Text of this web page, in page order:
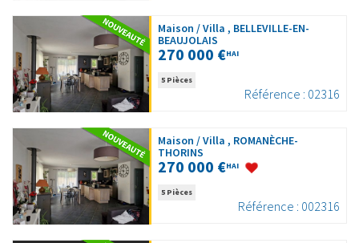
Maison / Villa , BELLEVILLE-EN-
BEAUJOLAIS
270 000 €HAI
5 Pièces
Référence : 02316
Maison / Villa , ROMANÈCHE-
THORINS
270 000 €HAI
5 Pièces
Référence : 002316